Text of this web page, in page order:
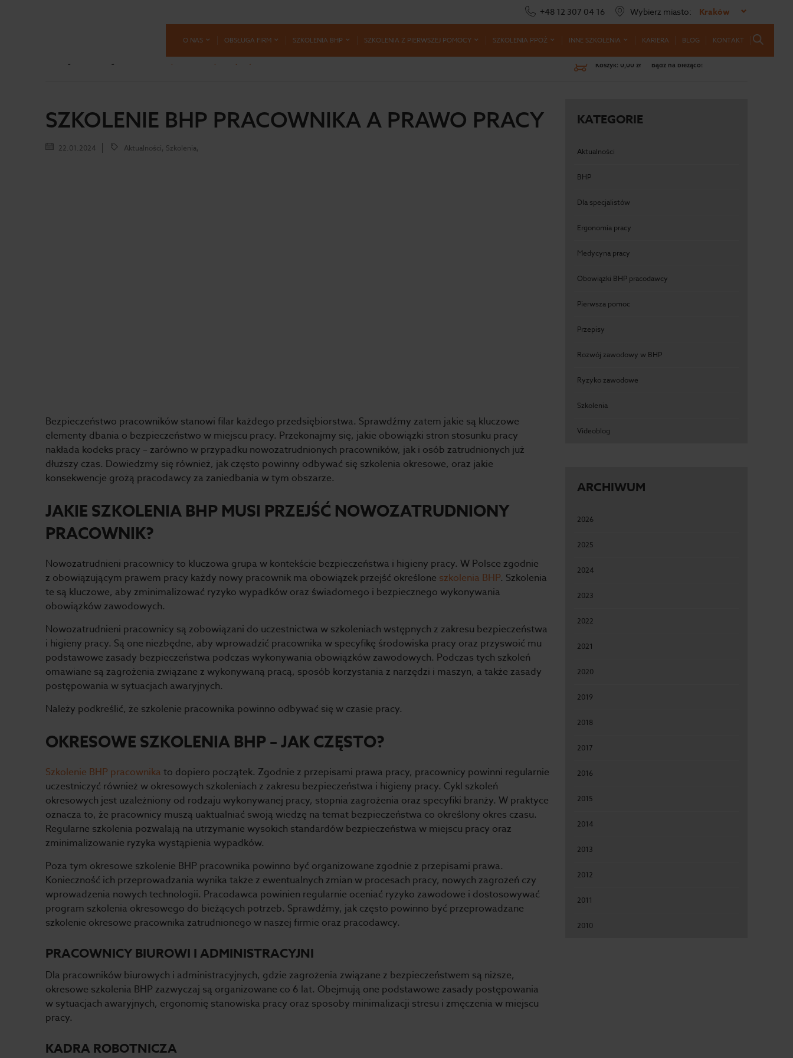
+48 12 307 04 16 Wybierz miasto: Kraków
O NAS OBSŁUGA FIRM SZKOLENIA BHP SZKOLENIA Z PIERWSZEJ POMOCY SZKOLENIA PPOŻ INNE SZKOLENIA KARIERA BLOG KONTAKT
Koszyk: 0,00 zł Bądź na bieżąco!
SZKOLENIE BHP PRACOWNIKA A PRAWO PRACY
22.01.2024 Aktualności, Szkolenia,
Bezpieczeństwo pracowników stanowi filar każdego przedsiębiorstwa. Sprawdźmy zatem jakie są kluczowe
elementy dbania o bezpieczeństwo w miejscu pracy. Przekonajmy się, jakie obowiązki stron stosunku pracy
nakłada kodeks pracy – zarówno w przypadku nowozatrudnionych pracowników, jak i osób zatrudnionych już
dłuższy czas. Dowiedzmy się również, jak często powinny odbywać się szkolenia okresowe, oraz jakie
konsekwencje grożą pracodawcy za zaniedbania w tym obszarze.
JAKIE SZKOLENIA BHP MUSI PRZEJŚĆ NOWOZATRUDNIONY
PRACOWNIK?
Nowozatrudnieni pracownicy to kluczowa grupa w kontekście bezpieczeństwa i higieny pracy. W Polsce zgodnie
z obowiązującym prawem pracy każdy nowy pracownik ma obowiązek przejść określone szkolenia BHP. Szkolenia
te są kluczowe, aby zminimalizować ryzyko wypadków oraz świadomego i bezpiecznego wykonywania
obowiązków zawodowych.
Nowozatrudnieni pracownicy są zobowiązani do uczestnictwa w szkoleniach wstępnych z zakresu bezpieczeństwa
i higieny pracy. Są one niezbędne, aby wprowadzić pracownika w specyfikę środowiska pracy oraz przyswoić mu
podstawowe zasady bezpieczeństwa podczas wykonywania obowiązków zawodowych. Podczas tych szkoleń
omawiane są zagrożenia związane z wykonywaną pracą, sposób korzystania z narzędzi i maszyn, a także zasady
postępowania w sytuacjach awaryjnych.
Należy podkreślić, że szkolenie pracownika powinno odbywać się w czasie pracy.
OKRESOWE SZKOLENIA BHP – JAK CZĘSTO?
Szkolenie BHP pracownika to dopiero początek. Zgodnie z przepisami prawa pracy, pracownicy powinni regularnie
uczestniczyć również w okresowych szkoleniach z zakresu bezpieczeństwa i higieny pracy. Cykl szkoleń
okresowych jest uzależniony od rodzaju wykonywanej pracy, stopnia zagrożenia oraz specyfiki branży. W praktyce
oznacza to, że pracownicy muszą uaktualniać swoją wiedzę na temat bezpieczeństwa co określony okres czasu.
Regularne szkolenia pozwalają na utrzymanie wysokich standardów bezpieczeństwa w miejscu pracy oraz
zminimalizowanie ryzyka wystąpienia wypadków.
Poza tym okresowe szkolenie BHP pracownika powinno być organizowane zgodnie z przepisami prawa.
Konieczność ich przeprowadzania wynika także z ewentualnych zmian w procesach pracy, nowych zagrożeń czy
wprowadzenia nowych technologii. Pracodawca powinien regularnie oceniać ryzyko zawodowe i dostosowywać
program szkolenia okresowego do bieżących potrzeb. Sprawdźmy, jak często powinno być przeprowadzane
szkolenie okresowe pracownika zatrudnionego w naszej firmie oraz pracodawcy.
PRACOWNICY BIUROWI I ADMINISTRACYJNI
Dla pracowników biurowych i administracyjnych, gdzie zagrożenia związane z bezpieczeństwem są niższe,
okresowe szkolenia BHP zazwyczaj są organizowane co 6 lat. Obejmują one podstawowe zasady postępowania
w sytuacjach awaryjnych, ergonomię stanowiska pracy oraz sposoby minimalizacji stresu i zmęczenia w miejscu
pracy.
KADRA ROBOTNICZA
KATEGORIE
Aktualności
BHP
Dla specjalistów
Ergonomia pracy
Medycyna pracy
Obowiązki BHP pracodawcy
Pierwsza pomoc
Przepisy
Rozwój zawodowy w BHP
Ryzyko zawodowe
Szkolenia
Videoblog
ARCHIWUM
2026
2025
2024
2023
2022
2021
2020
2019
2018
2017
2016
2015
2014
2013
2012
2011
2010